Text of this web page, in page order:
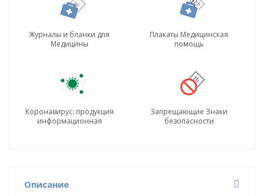
Журналы и бланки для
Медицины
Плакаты Медицинская
помощь
Коронавирус: продукция
информационная
Запрещающие Знаки
безопасности
Описание